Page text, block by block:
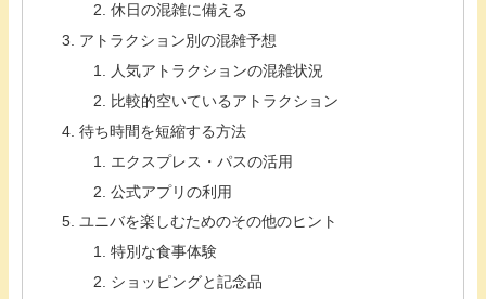
休日の混雑に備える
アトラクション別の混雑予想
人気アトラクションの混雑状況
比較的空いているアトラクション
待ち時間を短縮する方法
エクスプレス・パスの活用
公式アプリの利用
ユニバを楽しむためのその他のヒント
特別な食事体験
ショッピングと記念品